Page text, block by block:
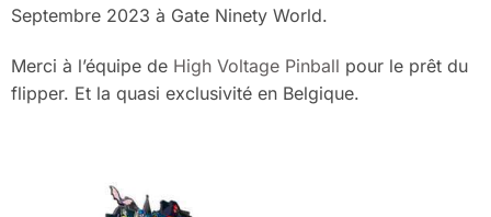
Septembre 2023 à Gate Ninety World.
Merci à l’équipe de High Voltage Pinball pour le prêt du
flipper. Et la quasi exclusivité en Belgique.